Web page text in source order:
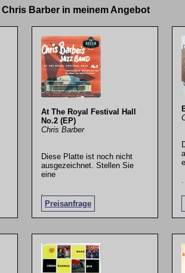
Barber in meinem Angebot
At The Royal Festival Hall
No.2 (EP)
Chris Barber
Diese Platte ist noch nicht
ausgezeichnet. Stellen Sie
eine
Preisanfrage